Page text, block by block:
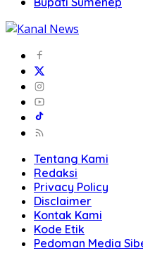
Tentang Kami
Redaksi
Privacy Policy
Disclaimer
Kontak Kami
Kode Etik
Pedoman Media